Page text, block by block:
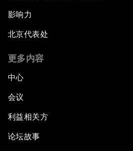
影响力
北京代表处
更多内容
中心
会议
利益相关方
论坛故事